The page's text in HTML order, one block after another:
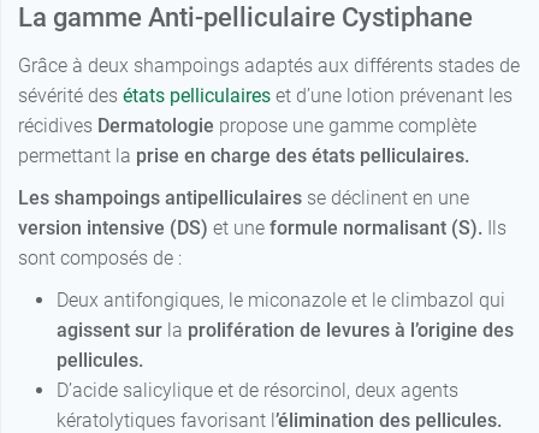
La gamme Anti-pelliculaire Cystiphane
Grâce à deux shampoings adaptés aux différents stades de
sévérité des états pelliculaires et d’une lotion prévenant les
récidives Dermatologie propose une gamme complète
permettant la prise en charge des états pelliculaires.
Les shampoings antipelliculaires se déclinent en une
version intensive (DS) et une formule normalisant (S). Ils
sont composés de :
Deux antifongiques, le miconazole et le climbazol qui
agissent sur la prolifération de levures à l’origine des
pellicules.
D’acide salicylique et de résorcinol, deux agents
kératolytiques favorisant l’élimination des pellicules.